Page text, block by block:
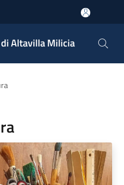
Altavilla Milicia